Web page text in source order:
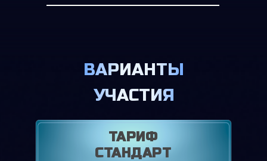
ВАРИАНТЫ
УЧАСТИЯ
ТАРИФ
СТАНДАРТ